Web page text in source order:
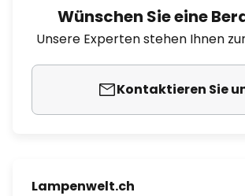
Wünschen Sie eine
Unsere Experten stehen Ihnen
Kontaktieren Sie
Lampenwelt.ch